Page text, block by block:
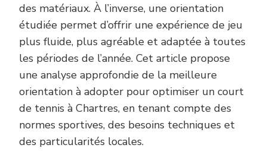
des matériaux. À l’inverse, une orientation
étudiée permet d’offrir une expérience de jeu
plus fluide, plus agréable et adaptée à toutes
les périodes de l’année. Cet article propose
une analyse approfondie de la meilleure
orientation à adopter pour optimiser un court
de tennis à Chartres, en tenant compte des
normes sportives, des besoins techniques et
des particularités locales.